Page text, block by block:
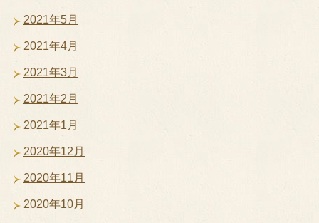
2021年5月
2021年4月
2021年3月
2021年2月
2021年1月
2020年12月
2020年11月
2020年10月